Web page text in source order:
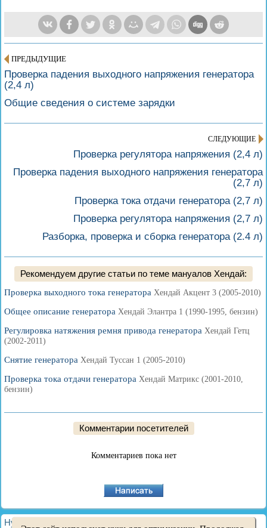
ПРЕДЫДУЩИЕ
Проверка падения выходного напряжения генератора
(2,4 л)
Общие сведения о системе зарядки
СЛЕДУЮЩИЕ
Проверка регулятора напряжения (2,4 л)
Проверка падения выходного напряжения генератора
(2,7 л)
Проверка тока отдачи генератора (2,7 л)
Проверка регулятора напряжения (2,7 л)
Разборка, проверка и сборка генератора (2.4 л)
Рекомендуем другие статьи по теме мануалов Хендай:
Проверка выходного тока генератора Хендай Акцент 3 (2005-2010)
Общее описание генератора Хендай Элантра 1 (1990-1995, бензин)
Регулировка натяжения ремня привода генератора Хендай Гетц
(2002-2011)
Снятие генератора Хендай Туссан 1 (2005-2010)
Проверка тока отдачи генератора Хендай Матрикс (2001-2010,
бензин)
Комментарии посетителей
Комментариев пока нет
HyundaiBook.ru © 2018-2026
·